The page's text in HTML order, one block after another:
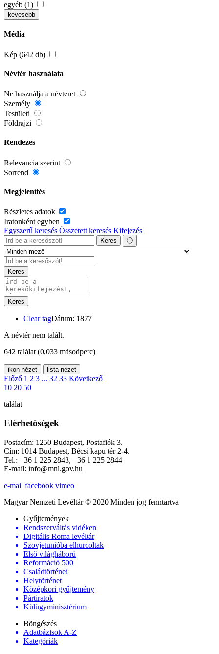
egyéb (1)
kevesebb
Média
Kép (642 db)
Névtér használata
Ne használja a névteret
Személy
Testületi
Földrajzi
Rendezés
Relevancia szerint
Sorrend
Megjelenítés
Részletes adatok
Iratonként egyben
Egyszerű keresés Összetett keresés Kifejezés
Keres ⓘ
Keres
Keres
Clear tagDátum: 1877
A névtér nem talált.
642 találat (0,033 másodperc)
ikon nézet lista nézet
Előző 1 2 3 ... 32 33 Következő
10 20 50
találat
Elérhetőségek
Postacím: 1250 Budapest, Postafiók 3.
Cím: 1014 Budapest, Bécsi kapu tér 2-4.
Tel.: +36 1 225 2843, +36 1 225 2844
E-mail: info@mnl.gov.hu
e-mail facebook vimeo
Magyar Nemzeti Levéltár © 2020 Minden jog fenntartva
Gyűjtemények
Rendszerváltás vidéken
Digitális Roma levéltár
Szovjetunióba elhurcoltak
Első világháború
Reformáció 500
Családtörténet
Helytörténet
Középkori gyűjtemény
Pártiratok
Külügyminisztérium
Böngészés
Adatbázisok A-Z
Kategóriák